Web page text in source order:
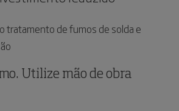
tratamento de fumos de solda e
Utilize mão de obra